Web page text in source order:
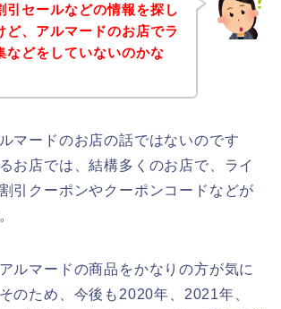
引セールなどの情報を探し
ど、アルマードのお店でラ
などをしていないのかな
マードのお店の話ではないのです
お店では、結構多くのお店で、ライ
引クーポンやクーポンコードなどが
ルマードの商品をかなりの方が気に
のため、今後も2020年、2021年、